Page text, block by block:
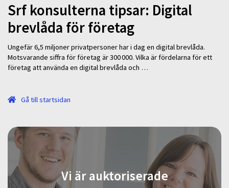
Srf konsulterna tipsar: Digital
brevlåda för företag
Ungefär 6,5 miljoner privatpersoner har i dag en digital brevlåda.
Motsvarande siffra för företag är 300 000. Vilka är fördelarna för ett
företag att använda en digital brevlåda och …
Gå till startsidan
Vi är auktoriserade